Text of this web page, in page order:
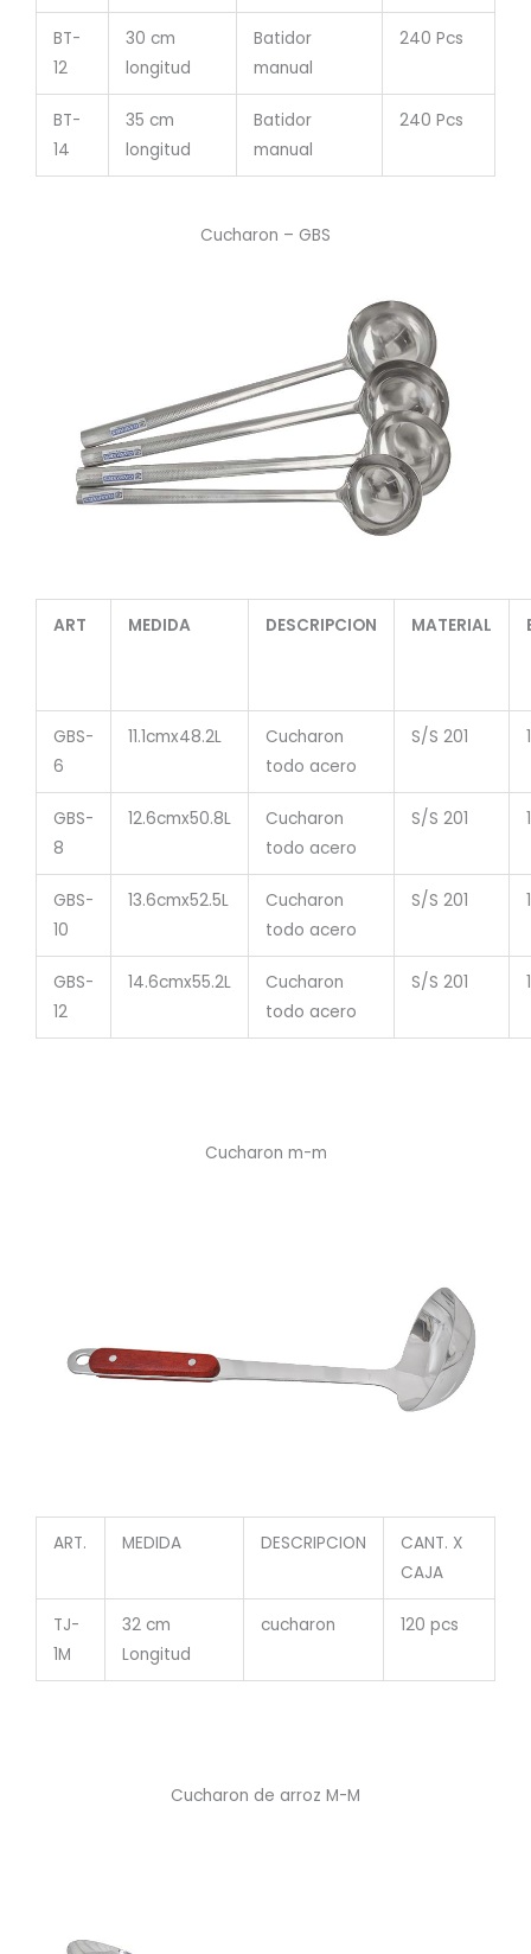
BT-
12
30 cm
longitud
Batidor
manual
240 Pcs
BT-
14
35 cm
longitud
Batidor
manual
240 Pcs
Cucharon – GBS
ART MEDIDA DESCRIPCION MATERIAL
GBS-
6
11.1cmx48.2L
Cucharon
todo acero
S/S 201
GBS-
8
12.6cmx50.8L
Cucharon
todo acero
S/S 201
GBS-
10
13.6cmx52.5L
Cucharon
todo acero
S/S 201
GBS-
12
14.6cmx55.2L
Cucharon
todo acero
S/S 201
Cucharon m-m
ART. MEDIDA DESCRIPCION
CANT. X
CAJA
TJ-
1M
32 cm
Longitud
cucharon 120 pcs
Cucharon de arroz M-M